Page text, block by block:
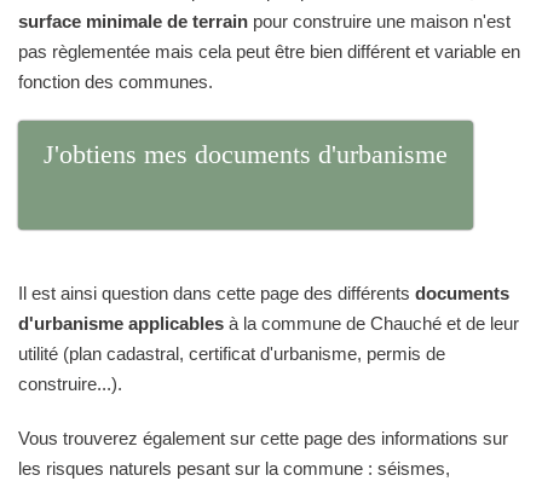
surface minimale de terrain pour construire une maison n'est
pas règlementée mais cela peut être bien différent et variable en
fonction des communes.
J'obtiens mes documents d'urbanisme
Il est ainsi question dans cette page des différents documents
d'urbanisme applicables à la commune de Chauché et de leur
utilité (plan cadastral, certificat d'urbanisme, permis de
construire...).
Vous trouverez également sur cette page des informations sur
les risques naturels pesant sur la commune : séismes,